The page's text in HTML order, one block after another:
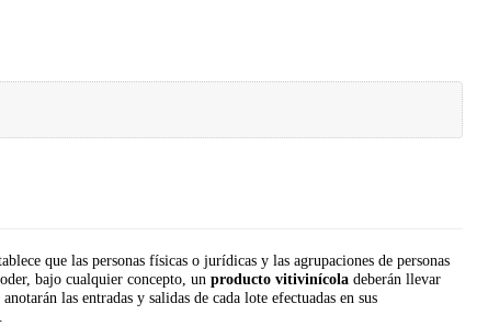
que las personas físicas o jurídicas y las agrupaciones de personas
bajo cualquier concepto, un producto vitivinícoladeberán llevar
las entradas y salidas de cada lote efectuadas en sus